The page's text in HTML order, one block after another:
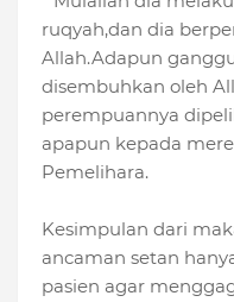
ruqyah,dan dia
Allah.Adapun
disembuhkan oleh
perempuannya
apapun kepada
Pemelihara.
Kesimpulan dari
ancaman setan
pasien agar